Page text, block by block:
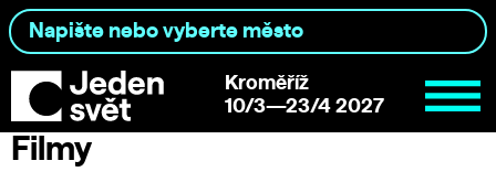
Kroměříž
10/3—23/4 2027
Filmy